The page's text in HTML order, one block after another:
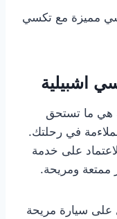
مميزة مع تكسي
اشبيلية
هي ما تستحق
في رحلتك.
على خدمة
ممتعة ومريحة.
على سيارة مريحة